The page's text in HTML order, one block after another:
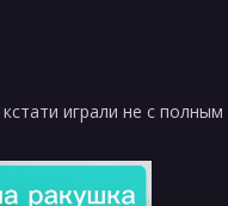
играли не с полным